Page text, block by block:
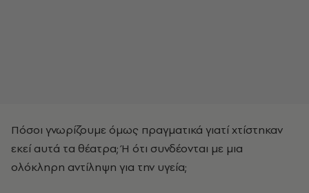
Πόσοι γνωρίζουμε όμως πραγματικά γιατί χτίστηκαν
εκεί αυτά τα θέατρα; Ή ότι συνδέονται με μια
ολόκληρη αντίληψη για την υγεία;